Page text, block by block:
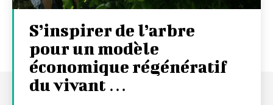
S’inspirer de l’arbre
pour un modèle
économique régénératif
du vivant …